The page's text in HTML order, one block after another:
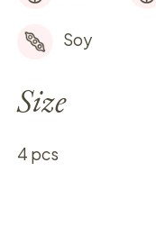
Soy
Size
4 pcs